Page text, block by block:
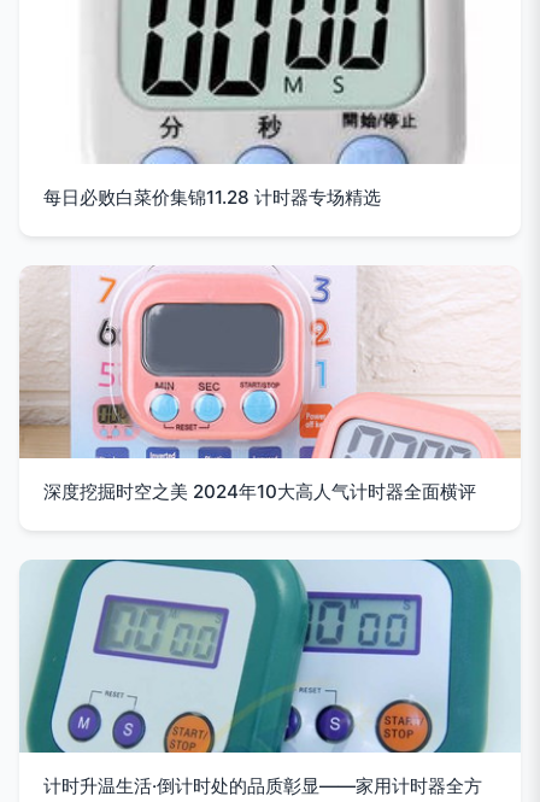
每日必败白菜价集锦11.28 计时器专场精选
深度挖掘时空之美 2024年10大高人气计时器全面横评
计时升温生活·倒计时处的品质彰显——家用计时器全方